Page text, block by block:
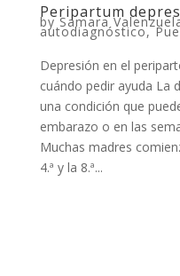
Peripartum
bySamara
autodiagnóstico,
Depresión en el
cuándo pedir ayuda La
una condición que
embarazo o en las
Muchas madres
4.ª y la 8.ª...